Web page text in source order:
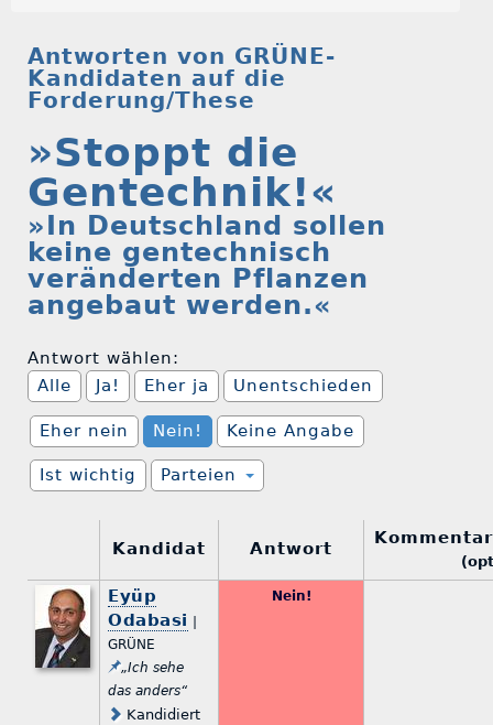
Antworten von GRÜNE-
Kandidaten auf die
Forderung/These
»Stoppt die
Gentechnik!«
»In Deutschland sollen
keine gentechnisch
veränderten Pflanzen
angebaut werden.«
Antwort wählen:
Alle
Ja! Eher ja Unentschieden
Eher nein Nein! Keine Angabe
Ist wichtig Parteien
Kandidat Antwort
Eyüp
Odabasi
GRÜNE
„Ich sehe
das anders“
Kandidiert
Nein!